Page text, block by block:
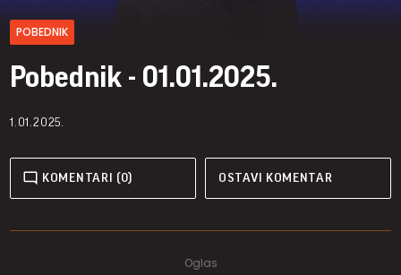
POBEDNIK
Pobednik - 01.01.2025.
1.01.2025.
KOMENTARI (0) OSTAVI KOMENTAR